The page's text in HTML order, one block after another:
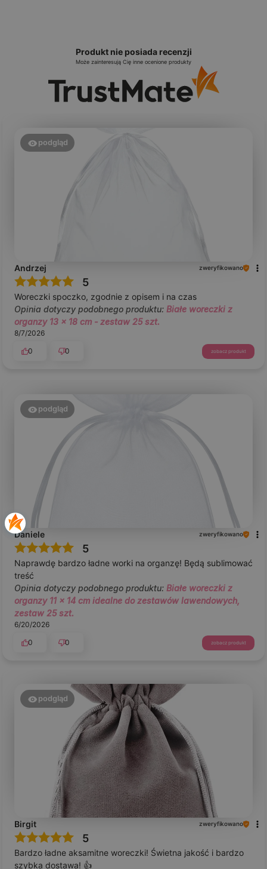
Produkt nie posiada recenzji
Może zainteresują Cię inne ocenione produkty
podgląd
Andrzej zweryfikowano
5
Woreczki spoczko, zgodnie z opisem i na czas
Opinia dotyczy podobnego produktu: Białe woreczki z
organzy 13 x 18 cm - zestaw 25 szt.
8/7/2026
0
0 zobacz produkt
podgląd
Daniele zweryfikowano
5
Naprawdę bardzo ładne worki na organzę! Będą sublimować
treść
Opinia dotyczy podobnego produktu: Białe woreczki z
organzy 11 x 14 cm idealne do zestawów lawendowych,
zestaw 25 szt.
6/20/2026
0
0 zobacz produkt
podgląd
Birgit zweryfikowano
5
Bardzo ładne aksamitne woreczki! Świetna jakość i bardzo
szybka dostawa! 👍️